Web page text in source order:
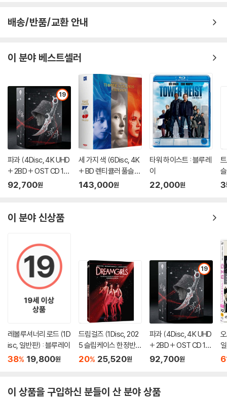
배송/반품/교환 안내
이 분야 베스트셀러
19
파과 (4Disc, 4K UHD
+ 2BD + OST CD 15
00장 한정 스틸북 한정
92,700원
세 가지 색 (6Disc, 4K
+ BD 렌티큘러 풀슬립
트릴로지 박스 한정판)
143,000원
타워 하이스트 : 블루레
이
22,000원
이
이 분야 신상품
레볼루셔너리 로드 (1D
isc, 일반판) : 블루레이
38% 19,800원
드림걸즈 (1Disc, 202
5 슬립케이스 한정반 B
D) : 블루레이
20% 25,520원
19
파과 (4Disc, 4K UHD
+ 2BD + OST CD 15
00장 한정 스틸북 한정
92,700원
이 상품을 구입하신 분들이 산 분야 상품